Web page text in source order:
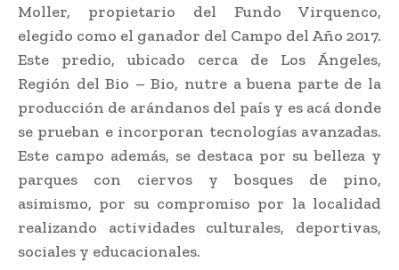
Moller, propietario del Fundo Virquenco,
elegido como el ganador del Campo del Año 2017.
Este predio, ubicado cerca de Los Ángeles,
Región del Bio – Bio, nutre a buena parte de la
producción de arándanos del país y es acá donde
se prueban e incorporan tecnologías avanzadas.
Este campo además, se destaca por su belleza y
parques con ciervos y bosques de pino,
asimismo, por su compromiso por la localidad
realizando actividades culturales, deportivas,
sociales y educacionales.